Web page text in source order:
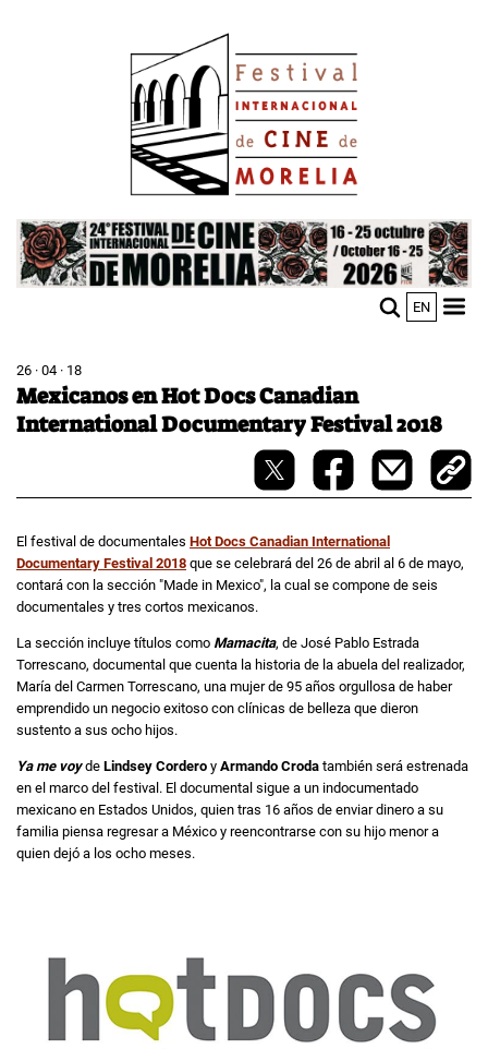
Image
EN
26 · 04 · 18
Mexicanos en Hot Docs Canadian
International Documentary Festival 2018
El festival de documentales Hot Docs Canadian International
Documentary Festival 2018 que se celebrará del 26 de abril al 6 de mayo,
contará con la sección "Made in Mexico", la cual se compone de seis
documentales y tres cortos mexicanos.
La sección incluye títulos como Mamacita, de José Pablo Estrada
Torrescano, documental que cuenta la historia de la abuela del realizador,
María del Carmen Torrescano, una mujer de 95 años orgullosa de haber
emprendido un negocio exitoso con clínicas de belleza que dieron
sustento a sus ocho hijos.
Ya me voyde Lindsey Cordero y Armando Croda también será estrenada
en el marco del festival. El documental sigue a un indocumentado
mexicano en Estados Unidos, quien tras 16 años de enviar dinero a su
familia piensa regresar a México y reencontrarse con su hijo menor a
quien dejó a los ocho meses.